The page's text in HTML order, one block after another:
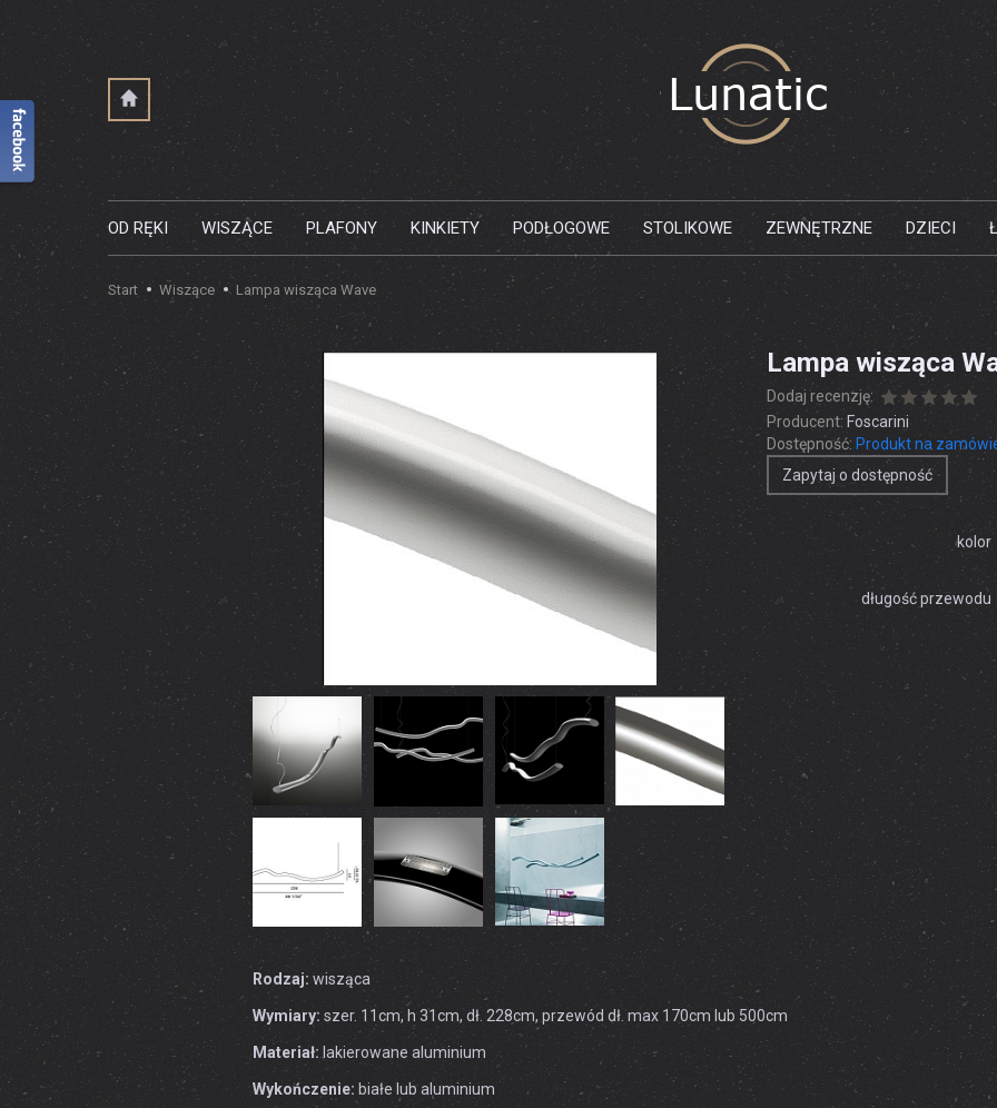
OD RĘKI WISZĄCE PLAFONY KINKIETY PODŁOGOWE STOLIKOWE ZEWNĘTRZNE DZIECI
Start Wiszące Lampa wisząca Wave
Lampa wisząca
Dodaj recenzję:
Producent: Foscarini
Dostępność: Produkt na
Zapytaj o dostępność
kolor
długość przewodu
Rodzaj: wisząca
Wymiary: szer. 11cm, h 31cm, dł. 228cm, przewód dł. max 170cm lub 500cm
Materiał: lakierowane aluminium
Wykończenie: białe lub aluminium